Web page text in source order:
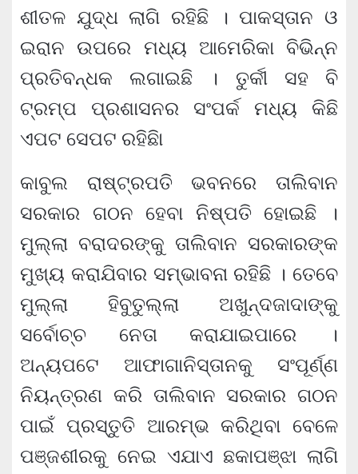
ଶୀତଳ ଯୁଦ୍ଧ ଲାଗି ରହିଛି । ପାକସ୍ତାନ ଓ
ଇରାନ ଉପରେ ମଧ୍ୟ ଆମେରିକା ବିଭିନ୍ନ
ପ୍ରତିବନ୍ଧକ ଲଗାଇଛି । ତୁର୍କୀ ସହ ବି
ଟ୍ରମ୍ପ ପ୍ରଶାସନର ସଂପର୍କ ମଧ୍ୟ କିଛି
ଏପଟ ସେପଟ ରହିଛିା
କାବୁଲ ରାଷ୍ଟ୍ରପତି ଭବନରେ ତାଲିବାନ
ସରକାର ଗଠନ ହେବା ନିଷ୍ପତି ହୋଇଛି ।
ମୁଲ୍ଲା ବରାଦରଙ୍କୁ ତାଲିବାନ ସରକାରଙ୍କ
ମୁଖ୍ୟ କରାଯିବାର ସମ୍ଭାବନା ରହିଛି । ତେବେ
ମୁଲ୍ଲା ହିବୁତୁଲ୍ଲା ଅଖୁନ୍ଦଜାଦାଙ୍କୁ
ସର୍ବୋଚ୍ଚ ନେତା କରାଯାଇପାରେ ।
ଅନ୍ୟପଟେ ଆଫାଗାନିସ୍ତାନକୁ ସଂପୂର୍ଣ୍ଣ
ନିୟନ୍ତ୍ରଣ କରି ତାଲିବାନ ସରକାର ଗଠନ
ପାଇଁ ପ୍ରସ୍ତୁତି ଆରମ୍ଭ କରିଥିବା ବେଳେ
ପଞ୍ଜଶୀରକୁ ନେଇ ଏଯାଏ ଛକାପଞ୍ଝା ଲାଗି